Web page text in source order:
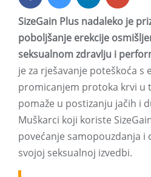
SizeGain Plus nadaleko je
poboljšanje erekcije
seksualnom zdravlju i
je za rješavanje poteškoća s
promicanjem protoka krvi u
pomaže u postizanju jačih i
Muškarci koji koriste
povećanje samopouzdanja i
svojoj seksualnoj izvedbi.